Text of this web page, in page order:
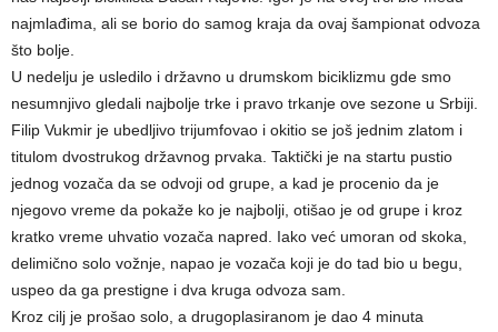
najmlađima, ali se borio do samog kraja da ovaj šampionat odvoza
što bolje.
U nedelju je usledilo i državno u drumskom biciklizmu gde smo
nesumnjivo gledali najbolje trke i pravo trkanje ove sezone u Srbiji.
Filip Vukmir je ubedljivo trijumfovao i okitio se još jednim zlatom i
titulom dvostrukog državnog prvaka. Taktički je na startu pustio
jednog vozača da se odvoji od grupe, a kad je procenio da je
njegovo vreme da pokaže ko je najbolji, otišao je od grupe i kroz
kratko vreme uhvatio vozača napred. Iako već umoran od skoka,
delimično solo vožnje, napao je vozača koji je do tad bio u begu,
uspeo da ga prestigne i dva kruga odvoza sam.
Kroz cilj je prošao solo, a drugoplasiranom je dao 4 minuta